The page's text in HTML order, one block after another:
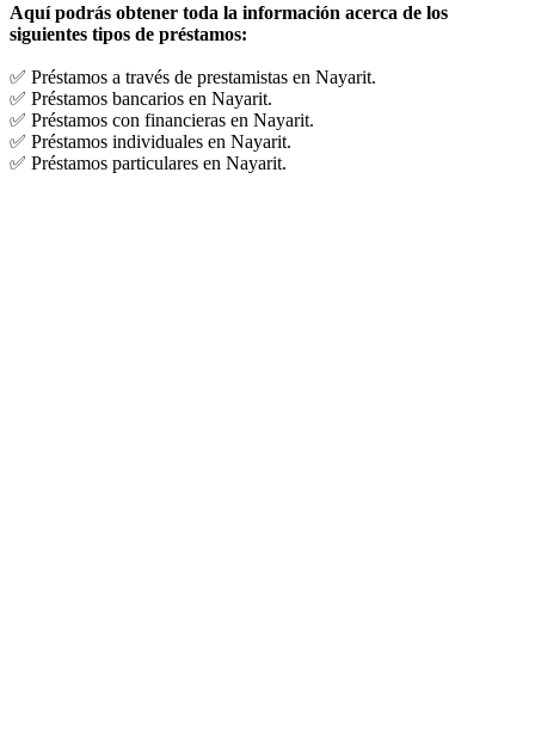
Aquí podrás obtener toda la información acerca de los
siguientes tipos de préstamos:
✅ Préstamos a través de prestamistas en Nayarit.
✅ Préstamos bancarios en Nayarit.
✅ Préstamos con financieras en Nayarit.
✅ Préstamos individuales en Nayarit.
✅ Préstamos particulares en Nayarit.